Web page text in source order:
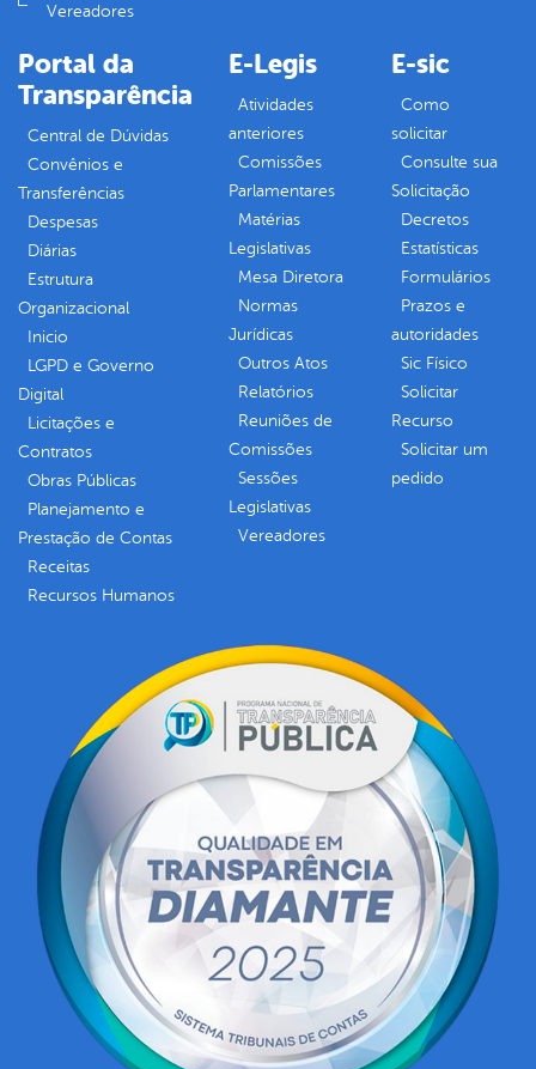
Vereadores
Portal da
Transparência
Central de Dúvidas
Convênios e
Transferências
Despesas
Diárias
Estrutura
Organizacional
Inicio
LGPD e Governo
Digital
Licitações e
Contratos
Obras Públicas
Planejamento e
Prestação de Contas
Receitas
Recursos Humanos
E-Legis
Atividades
anteriores
Comissões
Parlamentares
Matérias
Legislativas
Mesa Diretora
Normas
Jurídicas
Outros Atos
Relatórios
Reuniões de
Comissões
Sessões
Legislativas
Vereadores
E-sic
Como
solicitar
Consulte sua
Solicitação
Decretos
Estatísticas
Formulários
Prazos e
autoridades
Sic Físico
Solicitar
Recurso
Solicitar um
pedido